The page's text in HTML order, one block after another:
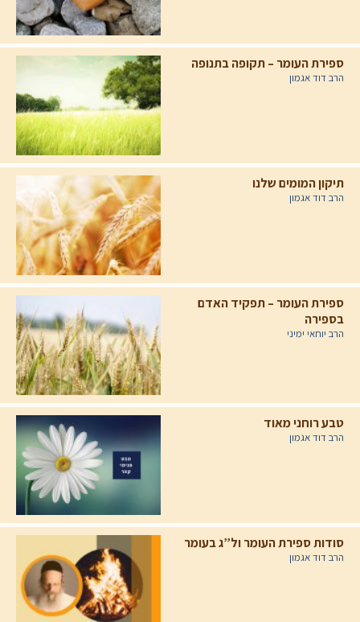
ספירת העומר – תקופה בתנופה
הרב דוד אגמון
תיקון המומים שלנו
הרב דוד אגמון
ספירת העומר – תפקיד האדם
בספירה
הרב יוחאי ימיני
טבע רוחני מאוד
הרב דוד אגמון
סודות ספירת העומר ול”ג בעומר
הרב דוד אגמון